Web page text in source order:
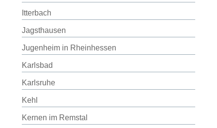
Itterbach
Jagsthausen
Jugenheim in Rheinhessen
Karlsbad
Karlsruhe
Kehl
Kernen im Remstal